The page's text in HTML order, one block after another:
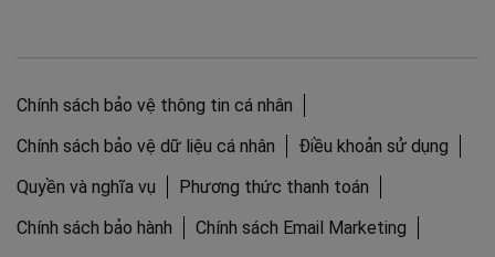
Chính sách bảo vệ thông tin cá nhân
Chính sách bảo vệ dữ liệu cá nhân
Điều khoản sử dụng
Quyền và nghĩa vụ
Phương thức thanh toán
Chính sách bảo hành
Chính sách Email Marketing